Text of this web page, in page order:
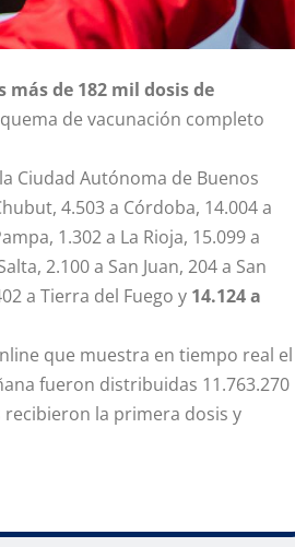
de 182 mil dosis de
de vacunación completo
Ciudad Autónoma de Buenos
4.503 a Córdoba, 14.004 a
1.302 a La Rioja, 15.099 a
2.100 a San Juan, 204 a San
a Tierra del Fuego y 14.124 a
que muestra en tiempo real el
fueron distribuidas 11.763.270
recibieron la primera dosis y